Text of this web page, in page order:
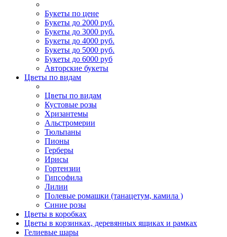
Букеты по цене
Букеты до 2000 руб.
Букеты до 3000 руб.
Букеты до 4000 руб.
Букеты до 5000 руб.
Букеты до 6000 руб
Авторские букеты
Цветы по видам
Цветы по видам
Кустовые розы
Хризантемы
Альстромерии
Тюльпаны
Пионы
Герберы
Ирисы
Гортензии
Гипсофила
Лилии
Полевые ромашки (танацетум, камила )
Синие розы
Цветы в коробках
Цветы в корзинках, деревянных ящиках и рамках
Гелиевые шары